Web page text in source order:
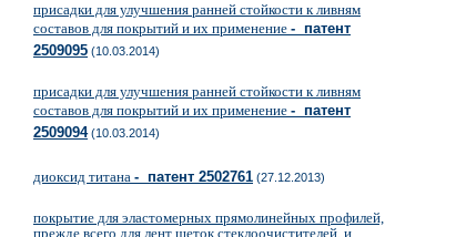
присадки для улучшения ранней стойкости к ливням
составов для покрытий и их применение - патент
2509095 (10.03.2014)
присадки для улучшения ранней стойкости к ливням
составов для покрытий и их применение - патент
2509094(10.03.2014)
диоксид титана - патент 2502761 (27.12.2013)
покрытие для эластомерных прямолинейных профилей,
прежде всего для лент щеток стеклоочистителей, и